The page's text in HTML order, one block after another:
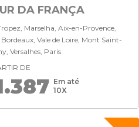
DA FRANÇA
Marselha, Aix-en-Provence,
Vale de Loire, Mont Saint-
Versalhes, Paris
DE
Em até
10X